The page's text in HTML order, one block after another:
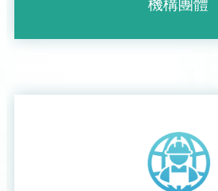
機構團體